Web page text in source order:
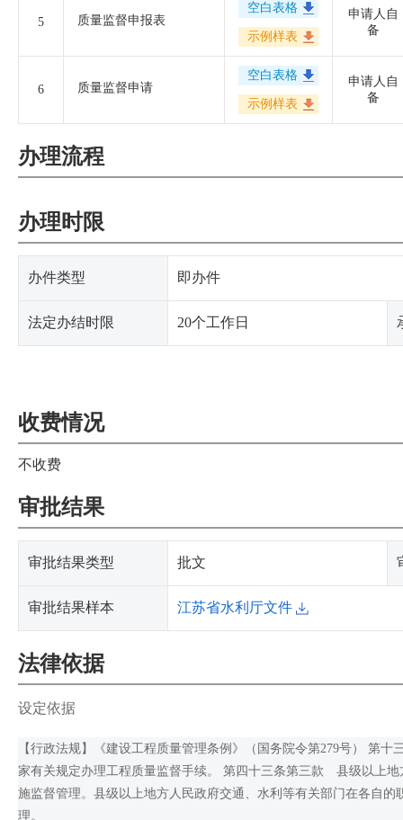
5 质量监督申报表
空白表格
示例样表
申请人自
备
6 质量监督申请
空白表格
示例样表
申请人自
备
办理流程
办理时限
办件类型 即办件
法定办结时限 20个工作日
收费情况
不收费
审批结果
审批结果类型 批文
审批结果样本 江苏省水利厅文件
法律依据
设定依据
【行政法规】《建设工程质量管理条例》（国务院令第279号） 第
家有关规定办理工程质量监督手续。 第四十三条第三款 县级以上
施监督管理。县级以上地方人民政府交通、水利等有关部门在各自
理。